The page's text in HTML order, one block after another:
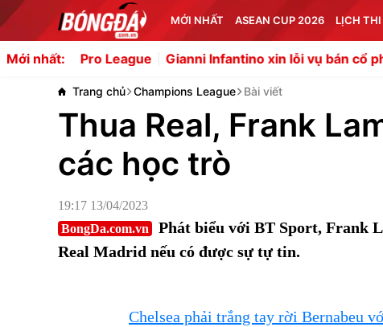
MỚI NHẤT ASEAN CUP 2026 LỊCH
Mới nhất:Gianni Infantino xin lỗi vụ bán cổ phần World Cup
Trang chủ Champions League Bài viết
Thua Real, Frank
các học trò
19:17 13/04/2023
BongDa.com.vn
Phát biểu với BT Sport, Frank
Real Madrid nếu có được sự tự tin.
Chelsea phải trắng tay rời Bernabeu